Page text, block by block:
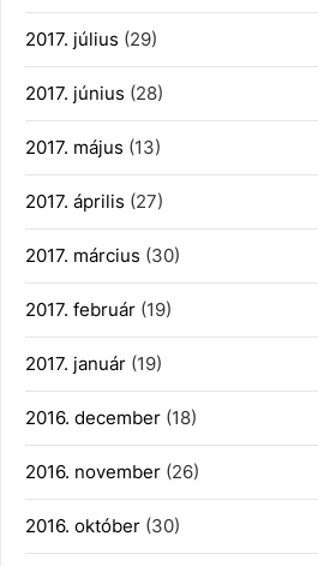
2017. július (29)
2017. június (28)
2017. május (13)
2017. április (27)
2017. március (30)
2017. február (19)
2017. január (19)
2016. december (18)
2016. november (26)
2016. október (30)